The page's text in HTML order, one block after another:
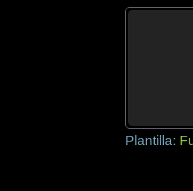
Plantilla: